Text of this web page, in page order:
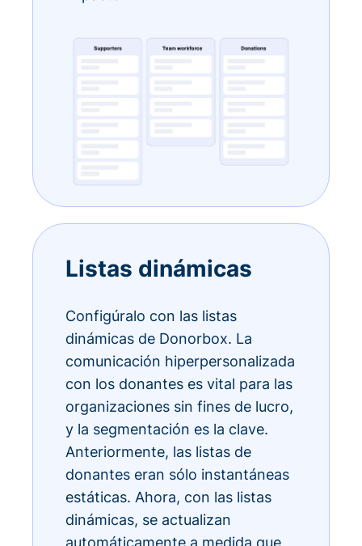
Listas dinámicas
Configúralo con las listas
dinámicas de Donorbox. La
comunicación hiperpersonalizada
con los donantes es vital para las
organizaciones sin fines de lucro,
y la segmentación es la clave.
Anteriormente, las listas de
donantes eran sólo instantáneas
estáticas. Ahora, con las listas
dinámicas, se actualizan
automáticamente a medida que